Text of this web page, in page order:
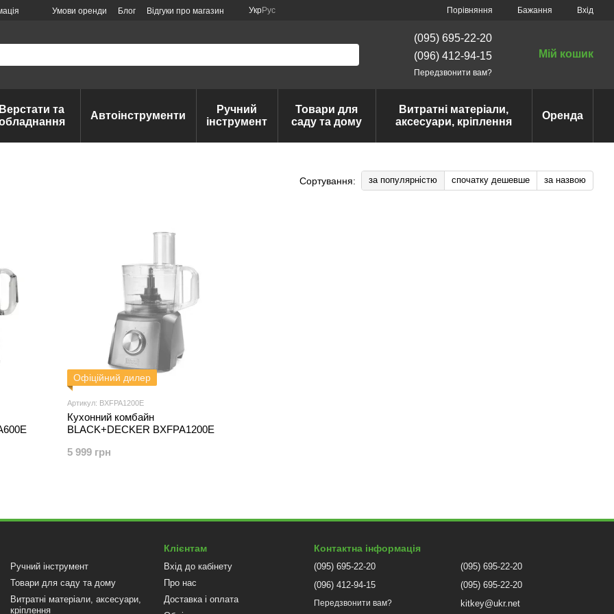
Умови оренди Блог Відгуки про магазин УкрРус Порівняння Бажання Вхід
(095) 695-22-20
(096) 412-94-15
Передзвонити вам?
Мій кошик
Верстати та
Автоінструменти
Ручний
інструмент
Товари для
саду та дому
Витратні матеріали,
аксесуари, кріплення
Оренда
Сортування: за популярністю спочатку дешевше за назвою
Офіційний дилер
Артикул: BXFPA1200E
Кухонний комбайн
BLACK+DECKER BXFPA1200E
5 999 грн
Ручний інструмент
Товари для саду та дому
Витратні матеріали, аксесуари,
кріплення
Клієнтам
Вхід до кабінету
Про нас
Доставка і оплата
Контактна інформація
(095) 695-22-20
(096) 412-94-15
Передзвонити вам?
(095) 695-22-20
(095) 695-22-20
kitkey@ukr.net